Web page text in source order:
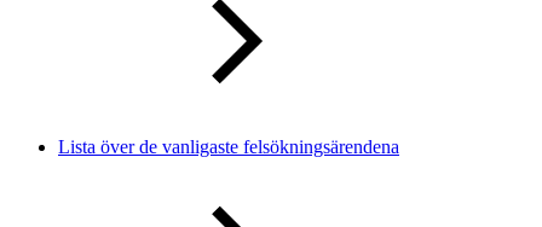
Lista över de vanligaste felsökningsärendena